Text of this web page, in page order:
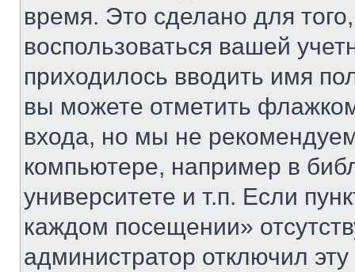
время. Это сделано для
воспользоваться вашей
приходилось вводить имя
вы можете отметить
входа, но мы не
компьютере, например в
университете и т.п. Если
каждом посещении»
администратор отключил